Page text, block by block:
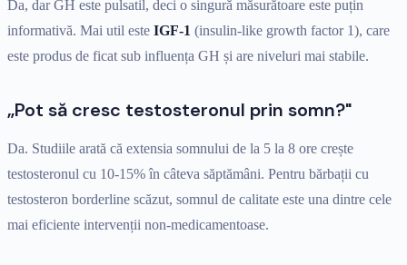
Da, dar GH este pulsatil, deci o singură măsurătoare este puțin
informativă. Mai util este IGF-1 (insulin-like growth factor 1), care
este produs de ficat sub influența GH și are niveluri mai stabile.
„Pot să cresc testosteronul prin somn?"
Da. Studiile arată că extensia somnului de la 5 la 8 ore crește
testosteronul cu 10-15% în câteva săptămâni. Pentru bărbații cu
testosteron borderline scăzut, somnul de calitate este una dintre cele
mai eficiente intervenții non-medicamentoase.